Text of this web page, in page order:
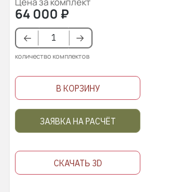
64 000 ₽
количество комплектов
В КОРЗИНУ
ЗАЯВКА НА РАСЧЁТ
СКАЧАТЬ 3D